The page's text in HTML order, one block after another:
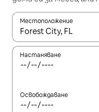
Местоположение
Когато резултатите
Настаняване
Освобождаване